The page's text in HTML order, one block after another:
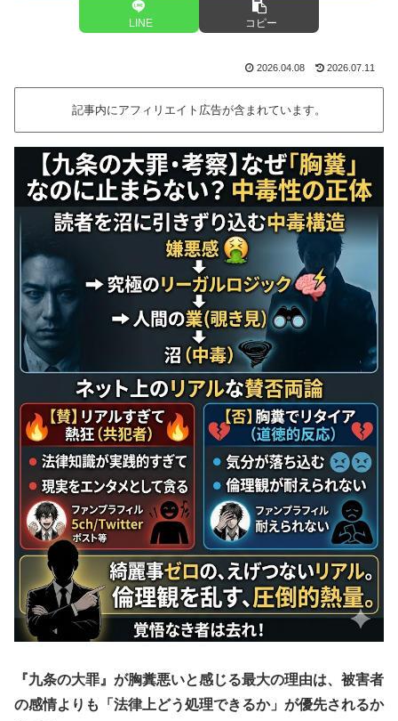
LINE コピー
2026.04.08 2026.07.11
記事内にアフィリエイト広告が含まれています。
『九条の大罪』が胸糞悪いと感じる最大の理由は、被害者
の感情よりも「法律上どう処理できるか」が優先されるか